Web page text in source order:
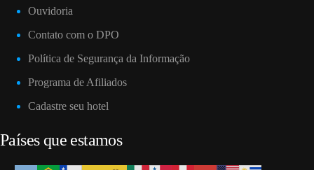
Ouvidoria
Contato com o DPO
Política de Segurança da Informação
Programa de Afiliados
Cadastre seu hotel
Países que estamos